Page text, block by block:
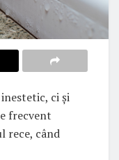
ci și
frecvent
rece, când